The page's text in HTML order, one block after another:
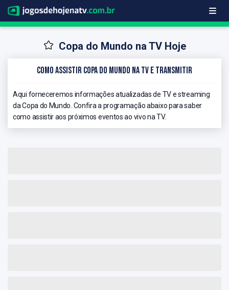
Copa do Mundo na TV Hoje
Como Assistir Copa do Mundo na TV e Transmitir
Aqui forneceremos informações atualizadas de TV e streaming
da Copa do Mundo. Confira a programação abaixo para saber
como assistir aos próximos eventos ao vivo na TV.